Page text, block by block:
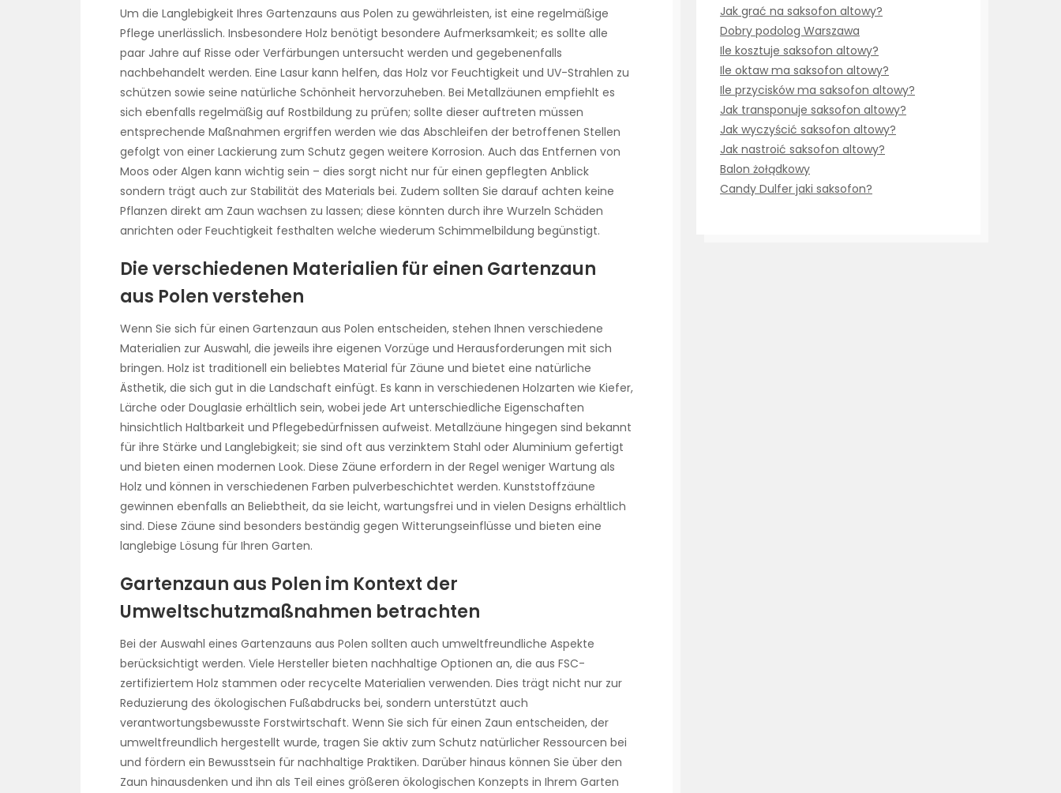
Um die Langlebigkeit Ihres Gartenzauns aus Polen zu gewährleisten, ist eine regelmäßige
Pflege unerlässlich. Insbesondere Holz benötigt besondere Aufmerksamkeit; es sollte alle
paar Jahre auf Risse oder Verfärbungen untersucht werden und gegebenenfalls
nachbehandelt werden. Eine Lasur kann helfen, das Holz vor Feuchtigkeit und UV-Strahlen zu
schützen sowie seine natürliche Schönheit hervorzuheben. Bei Metallzäunen empfiehlt es
sich ebenfalls regelmäßig auf Rostbildung zu prüfen; sollte dieser auftreten müssen
entsprechende Maßnahmen ergriffen werden wie das Abschleifen der betroffenen Stellen
gefolgt von einer Lackierung zum Schutz gegen weitere Korrosion. Auch das Entfernen von
Moos oder Algen kann wichtig sein – dies sorgt nicht nur für einen gepflegten Anblick
sondern trägt auch zur Stabilität des Materials bei. Zudem sollten Sie darauf achten keine
Pflanzen direkt am Zaun wachsen zu lassen; diese könnten durch ihre Wurzeln Schäden
anrichten oder Feuchtigkeit festhalten welche wiederum Schimmelbildung begünstigt.
Die verschiedenen Materialien für einen Gartenzaun
aus Polen verstehen
Wenn Sie sich für einen Gartenzaun aus Polen entscheiden, stehen Ihnen verschiedene
Materialien zur Auswahl, die jeweils ihre eigenen Vorzüge und Herausforderungen mit sich
bringen. Holz ist traditionell ein beliebtes Material für Zäune und bietet eine natürliche
Ästhetik, die sich gut in die Landschaft einfügt. Es kann in verschiedenen Holzarten wie Kiefer,
Lärche oder Douglasie erhältlich sein, wobei jede Art unterschiedliche Eigenschaften
hinsichtlich Haltbarkeit und Pflegebedürfnissen aufweist. Metallzäune hingegen sind bekannt
für ihre Stärke und Langlebigkeit; sie sind oft aus verzinktem Stahl oder Aluminium gefertigt
und bieten einen modernen Look. Diese Zäune erfordern in der Regel weniger Wartung als
Holz und können in verschiedenen Farben pulverbeschichtet werden. Kunststoffzäune
gewinnen ebenfalls an Beliebtheit, da sie leicht, wartungsfrei und in vielen Designs erhältlich
sind. Diese Zäune sind besonders beständig gegen Witterungseinflüsse und bieten eine
langlebige Lösung für Ihren Garten.
Gartenzaun aus Polen im Kontext der
Umweltschutzmaßnahmen betrachten
Bei der Auswahl eines Gartenzauns aus Polen sollten auch umweltfreundliche Aspekte
berücksichtigt werden. Viele Hersteller bieten nachhaltige Optionen an, die aus FSC-
zertifiziertem Holz stammen oder recycelte Materialien verwenden. Dies trägt nicht nur zur
Reduzierung des ökologischen Fußabdrucks bei, sondern unterstützt auch
verantwortungsbewusste Forstwirtschaft. Wenn Sie sich für einen Zaun entscheiden, der
umweltfreundlich hergestellt wurde, tragen Sie aktiv zum Schutz natürlicher Ressourcen bei
und fördern ein Bewusstsein für nachhaltige Praktiken. Darüber hinaus können Sie über den
Zaun hinausdenken und ihn als Teil eines größeren ökologischen Konzepts in Ihrem Garten
Jak grać na saksofon altowy?
Dobry podolog Warszawa
Ile kosztuje saksofon altowy?
Ile oktaw ma saksofon altowy?
Ile przycisków ma saksofon altowy?
Jak transponuje saksofon altowy?
Jak wyczyścić saksofon altowy?
Jak nastroić saksofon altowy?
Balon żołądkowy
Candy Dulfer jaki saksofon?